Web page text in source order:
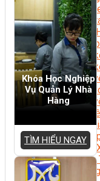
Bán
Media
Sản
Biên
Khóa Học Nghiệp
Vụ Quản Lý Nhà
Hàng
TÌM HIỂU NGAY